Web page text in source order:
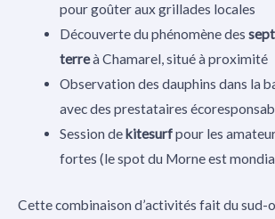
pour goûter aux grillades locales
Découverte du phénomène des
terreà Chamarel, situé à proximité
Observation des dauphins dans la
avec des prestataires
Session dekitesurfpour les
fortes (le spot du Morne est
Cette combinaison d’activités fait du sud-